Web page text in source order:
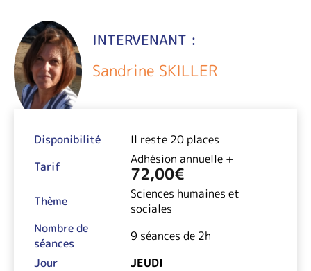
INTERVENANT :
Sandrine SKILLER
Disponibilité
Il reste 20 places
Tarif
Adhésion annuelle +
72,00€
Thème
Sciences humaines et
sociales
Nombre de
séances
9 séances de 2h
Jour
JEUDI